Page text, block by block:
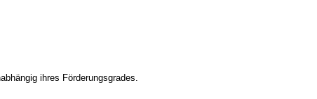
ihres Förderungsgrades.